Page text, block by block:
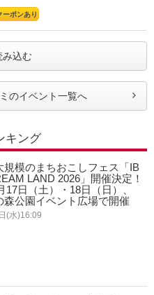
ーポンあり
み込む
のイベント一覧へ
キング
規模のまちおこしフェス「IB
LAND 2026」開催決定！
17日（土）・18日（日）、
森公園イベント広場で開催
(水)16:09